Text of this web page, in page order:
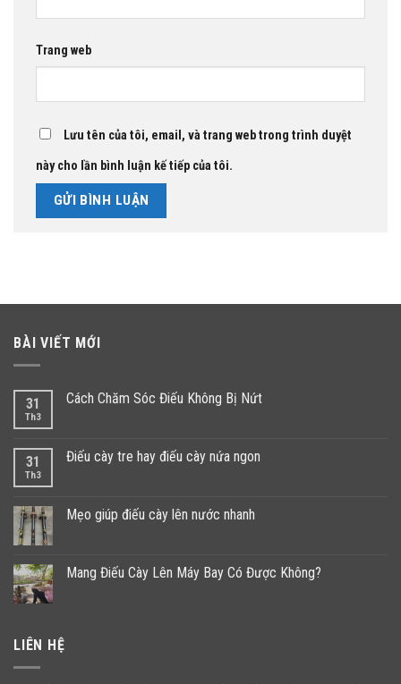
Trang web
Lưu tên của tôi, email, và trang web trong trình duyệt
này cho lần bình luận kế tiếp của tôi.
BÀI VIẾT MỚI
31
Th3
Cách Chăm Sóc Điếu Không Bị Nứt
31
Th3
Điếu cày tre hay điếu cày nứa ngon
Mẹo giúp điếu cày lên nước nhanh
Mang Điếu Cày Lên Máy Bay Có Được Không?
LIÊN HỆ